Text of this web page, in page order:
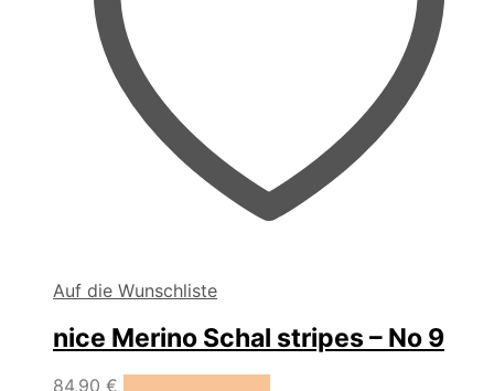
Auf die Wunschliste
nice Merino Schal stripes – No 9
84,90 €